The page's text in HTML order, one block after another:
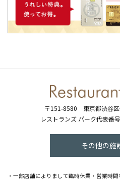
〒151-8580 東京都渋谷
レストランズ パーク代表番号
その他の施
・一部店舗によりまして臨時休業・営業時